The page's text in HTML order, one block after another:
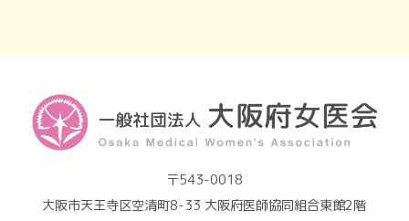
〒543-0018
大阪市天王寺区空清町8-33 大阪府医師協同組合東館2階